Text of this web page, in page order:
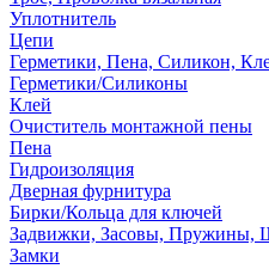
Уплотнитель
Цепи
Герметики, Пена, Силикон,
Герметики/Силиконы
Клей
Очиститель монтажной пены
Пена
Гидроизоляция
Дверная фурнитура
Бирки/Кольца для ключей
Задвижки, Засовы, Пружины,
Замки